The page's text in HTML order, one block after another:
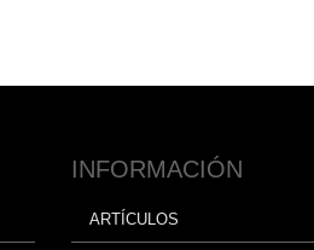
INFORMACIÓN
ARTÍCULOS